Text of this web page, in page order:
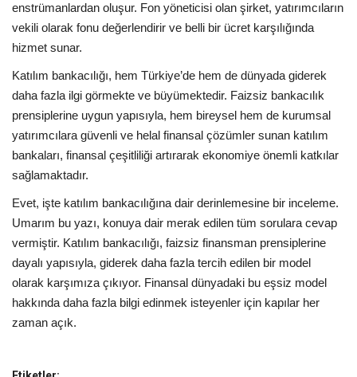
enstrümanlardan oluşur. Fon yöneticisi olan şirket, yatırımcıların
vekili olarak fonu değerlendirir ve belli bir ücret karşılığında
hizmet sunar.
Katılım bankacılığı, hem Türkiye’de hem de dünyada giderek
daha fazla ilgi görmekte ve büyümektedir. Faizsiz bankacılık
prensiplerine uygun yapısıyla, hem bireysel hem de kurumsal
yatırımcılara güvenli ve helal finansal çözümler sunan katılım
bankaları, finansal çeşitliliği artırarak ekonomiye önemli katkılar
sağlamaktadır.
Evet, işte katılım bankacılığına dair derinlemesine bir inceleme.
Umarım bu yazı, konuya dair merak edilen tüm sorulara cevap
vermiştir. Katılım bankacılığı, faizsiz finansman prensiplerine
dayalı yapısıyla, giderek daha fazla tercih edilen bir model
olarak karşımıza çıkıyor. Finansal dünyadaki bu eşsiz model
hakkında daha fazla bilgi edinmek isteyenler için kapılar her
zaman açık.